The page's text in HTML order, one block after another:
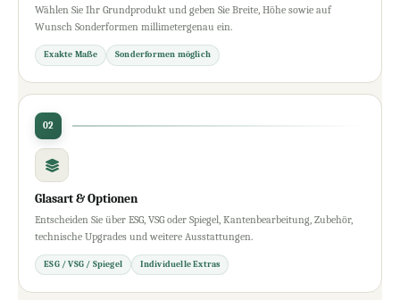
Wählen Sie Ihr Grundprodukt und geben Sie Breite, Höhe sowie auf
Wunsch Sonderformen millimetergenau ein.
Exakte Maße Sonderformen möglich
02
Glasart & Optionen
Entscheiden Sie über ESG, VSG oder Spiegel, Kantenbearbeitung, Zubehör,
technische Upgrades und weitere Ausstattungen.
ESG / VSG / Spiegel Individuelle Extras